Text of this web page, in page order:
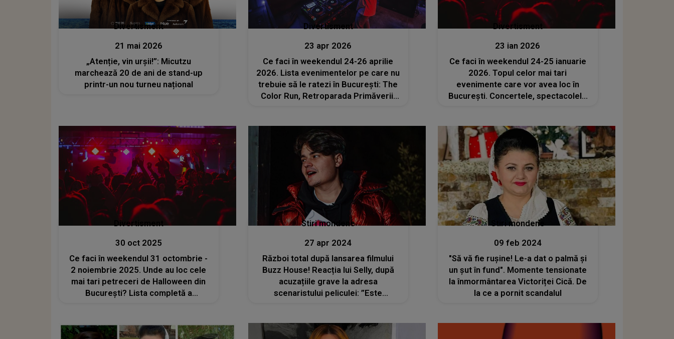
Divertisment
21 mai 2026
„Atenție, vin urșii!”: Micutzu
marchează 20 de ani de stand-up
printr-un nou turneu național
Divertisment
23 apr 2026
Ce faci în weekendul 24-26 aprilie
2026. Lista evenimentelor pe care nu
trebuie să le ratezi în București: The
Color Run, Retroparada Primăverii,
Divertisment
23 ian 2026
Ce faci în weekendul 24-25 ianuarie
2026. Topul celor mai tari
evenimente care vor avea loc în
București. Concertele, spectacolele
Divertisment
30 oct 2025
Ce faci în weekendul 31 octombrie -
2 noiembrie 2025. Unde au loc cele
mai tari petreceri de Halloween din
București? Lista completă a
Stiri mondene
27 apr 2024
Război total după lansarea filmului
Buzz House! Reacția lui Selly, după
acuzațiile grave la adresa
scenaristului peliculei: ”Este
Stiri mondene
09 feb 2024
"Să vă fie rușine! Le-a dat o palmă și
un șut în fund". Momente tensionate
la înmormântarea Victoriței Cică. De
la ce a pornit scandalul